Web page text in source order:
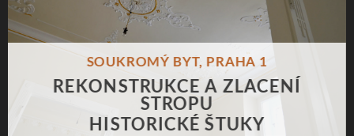
SOUKROMÝ BYT, PRAHA 1
REKONSTRUKCE A ZLACENÍ
STROPU
HISTORICKÉ ŠTUKY